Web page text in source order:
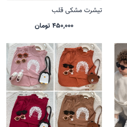
تیشرت مشکی قلب
450,000 تومان